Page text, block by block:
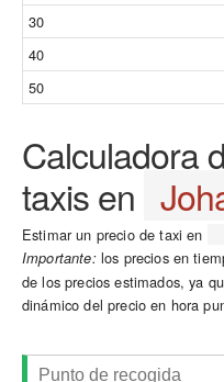
30
40
50
Calculadora
taxis en
Estimar un precio de taxi en
Importante:los precios en
de los precios estimados, ya
dinámico del precio en hora